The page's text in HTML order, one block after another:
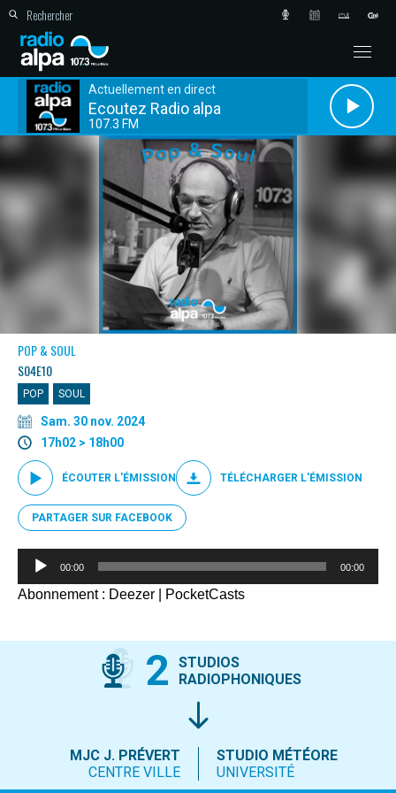
Actuellement en direct
Ecoutez Radio alpa
107.3 FM
POP & SOUL
S04E10
POP SOUL
Sam. 30 nov. 2024
17h02 > 18h00
ÉCOUTER L'ÉMISSION TÉLÉCHARGER L'ÉMISSION
PARTAGER SUR FACEBOOK
Lecteur
00:00 00:00
Abonnement : Deezer PocketCasts
2
STUDIOS
RADIOPHONIQUES
MJC J. PRÉVERT
CENTRE VILLE
STUDIO MÉTÉORE
UNIVERSITÉ